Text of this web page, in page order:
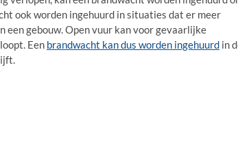
ook worden ingehuurd in situaties dat er meer
een gebouw. Open vuur kan voor gevaarlijke
Een brandwacht kan dus worden ingehuurd in